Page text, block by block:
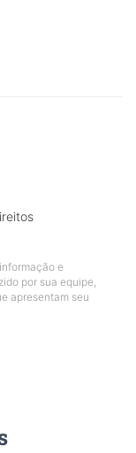
e
por sua equipe,
apresentam seu